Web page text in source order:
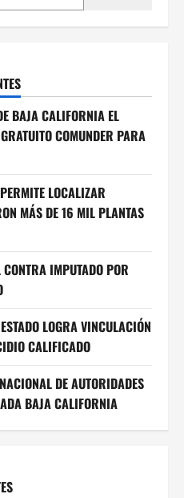
BAJA CALIFORNIA EL
COMUNDER PARA
LOCALIZAR
MÁS DE 16 MIL PLANTAS
IMPUTADO POR
LOGRA VINCULACIÓN
CALIFICADO
DE AUTORIDADES
BAJA CALIFORNIA